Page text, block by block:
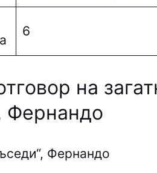
6
на
Фернандо
Фернандо